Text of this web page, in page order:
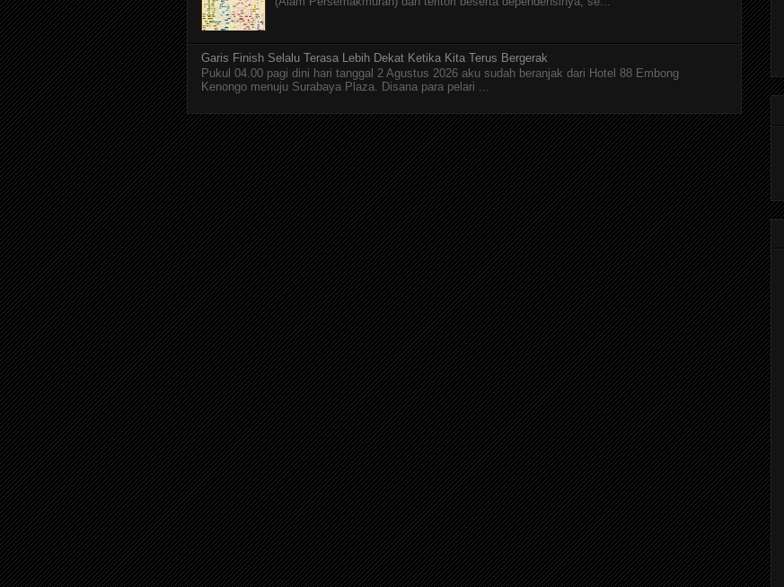
Garis Finish Selalu Terasa Lebih Dekat Ketika Kita Terus Bergerak
Pukul 04.00 pagi dini hari tanggal 2 Agustus 2026 aku sudah beranjak dari Hotel 88 Embong
Kenongo menuju Surabaya Plaza. Disana para pelari ...